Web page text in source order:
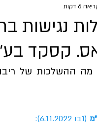
נגישות
6 דקות
(נבו 6.11.2022):